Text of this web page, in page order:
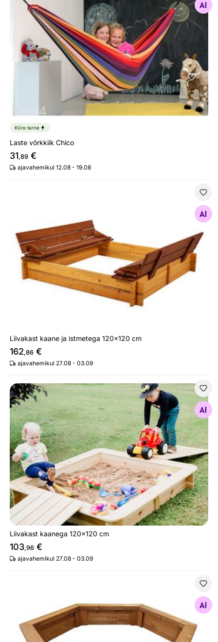
Otsi sarnaseid
Kiire tarne
Laste võrkkiik Chico
31,89 €
ajavahemikul 12.08 - 19.08
Liivakast kaane ja istmetega 120x120 cm
162,86 €
ajavahemikul 27.08 - 03.09
Liivakast kaanega 120x120 cm
Otsi sarnaseid
Liivakast kaanega 120x120 cm
103,96 €
ajavahemikul 27.08 - 03.09